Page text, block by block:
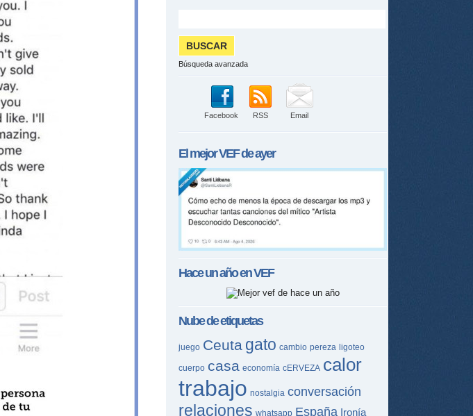
Búsqueda avanzada
Facebook RSS Email
El mejorVEFde ayer
Hace un año enVEF
Nube de etiquetas
juego Ceuta gato cambio pereza ligoteo
cuerpo casa economía cERVEZA calor
trabajo nostalgia conversación
relaciones whatsapp España Ironía